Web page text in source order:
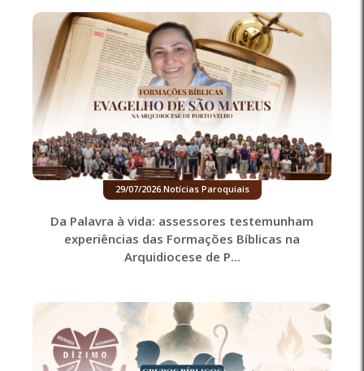
29/07/2026.Notícias Paroquiais
Da Palavra à vida: assessores testemunham
experiências das Formações Bíblicas na
Arquidiocese de P...